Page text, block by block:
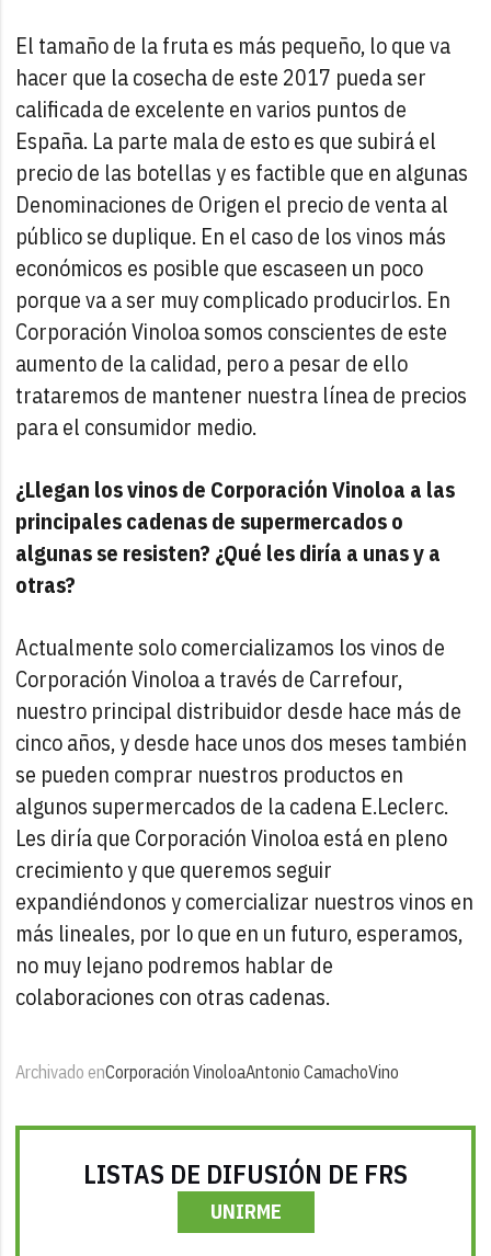
El tamaño de la fruta es más pequeño, lo que va
hacer que la cosecha de este 2017 pueda ser
calificada de excelente en varios puntos de
España. La parte mala de esto es que subirá el
precio de las botellas y es factible que en algunas
Denominaciones de Origen el precio de venta al
público se duplique. En el caso de los vinos más
económicos es posible que escaseen un poco
porque va a ser muy complicado producirlos. En
Corporación Vinoloa somos conscientes de este
aumento de la calidad, pero a pesar de ello
trataremos de mantener nuestra línea de precios
para el consumidor medio.
¿Llegan los vinos de Corporación Vinoloa a las
principales cadenas de supermercados o
algunas se resisten? ¿Qué les diría a unas y a
otras?
Actualmente solo comercializamos los vinos de
Corporación Vinoloa a través de Carrefour,
nuestro principal distribuidor desde hace más de
cinco años, y desde hace unos dos meses también
se pueden comprar nuestros productos en
algunos supermercados de la cadena E.Leclerc.
Les diría que Corporación Vinoloa está en pleno
crecimiento y que queremos seguir
expandiéndonos y comercializar nuestros vinos en
más lineales, por lo que en un futuro, esperamos,
no muy lejano podremos hablar de
colaboraciones con otras cadenas.
Archivado enCorporación VinoloaAntonio CamachoVino
LISTAS DE DIFUSIÓN DE FRS
UNIRME